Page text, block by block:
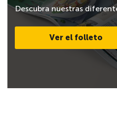
Descubra nuestras
Ver el folleto